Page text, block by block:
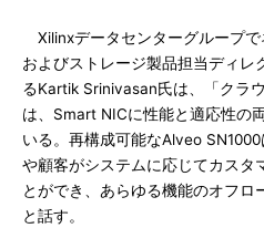
Xilinxデータセンターグループで
およびストレージ製品担当ディレ
るKartik Srinivasan氏は、「クラ
は、Smart NICに性能と適応性の
いる。再構成可能なAlveo
や顧客がシステムに応じてカスタ
とができ、あらゆる機能のオフロ
と話す。